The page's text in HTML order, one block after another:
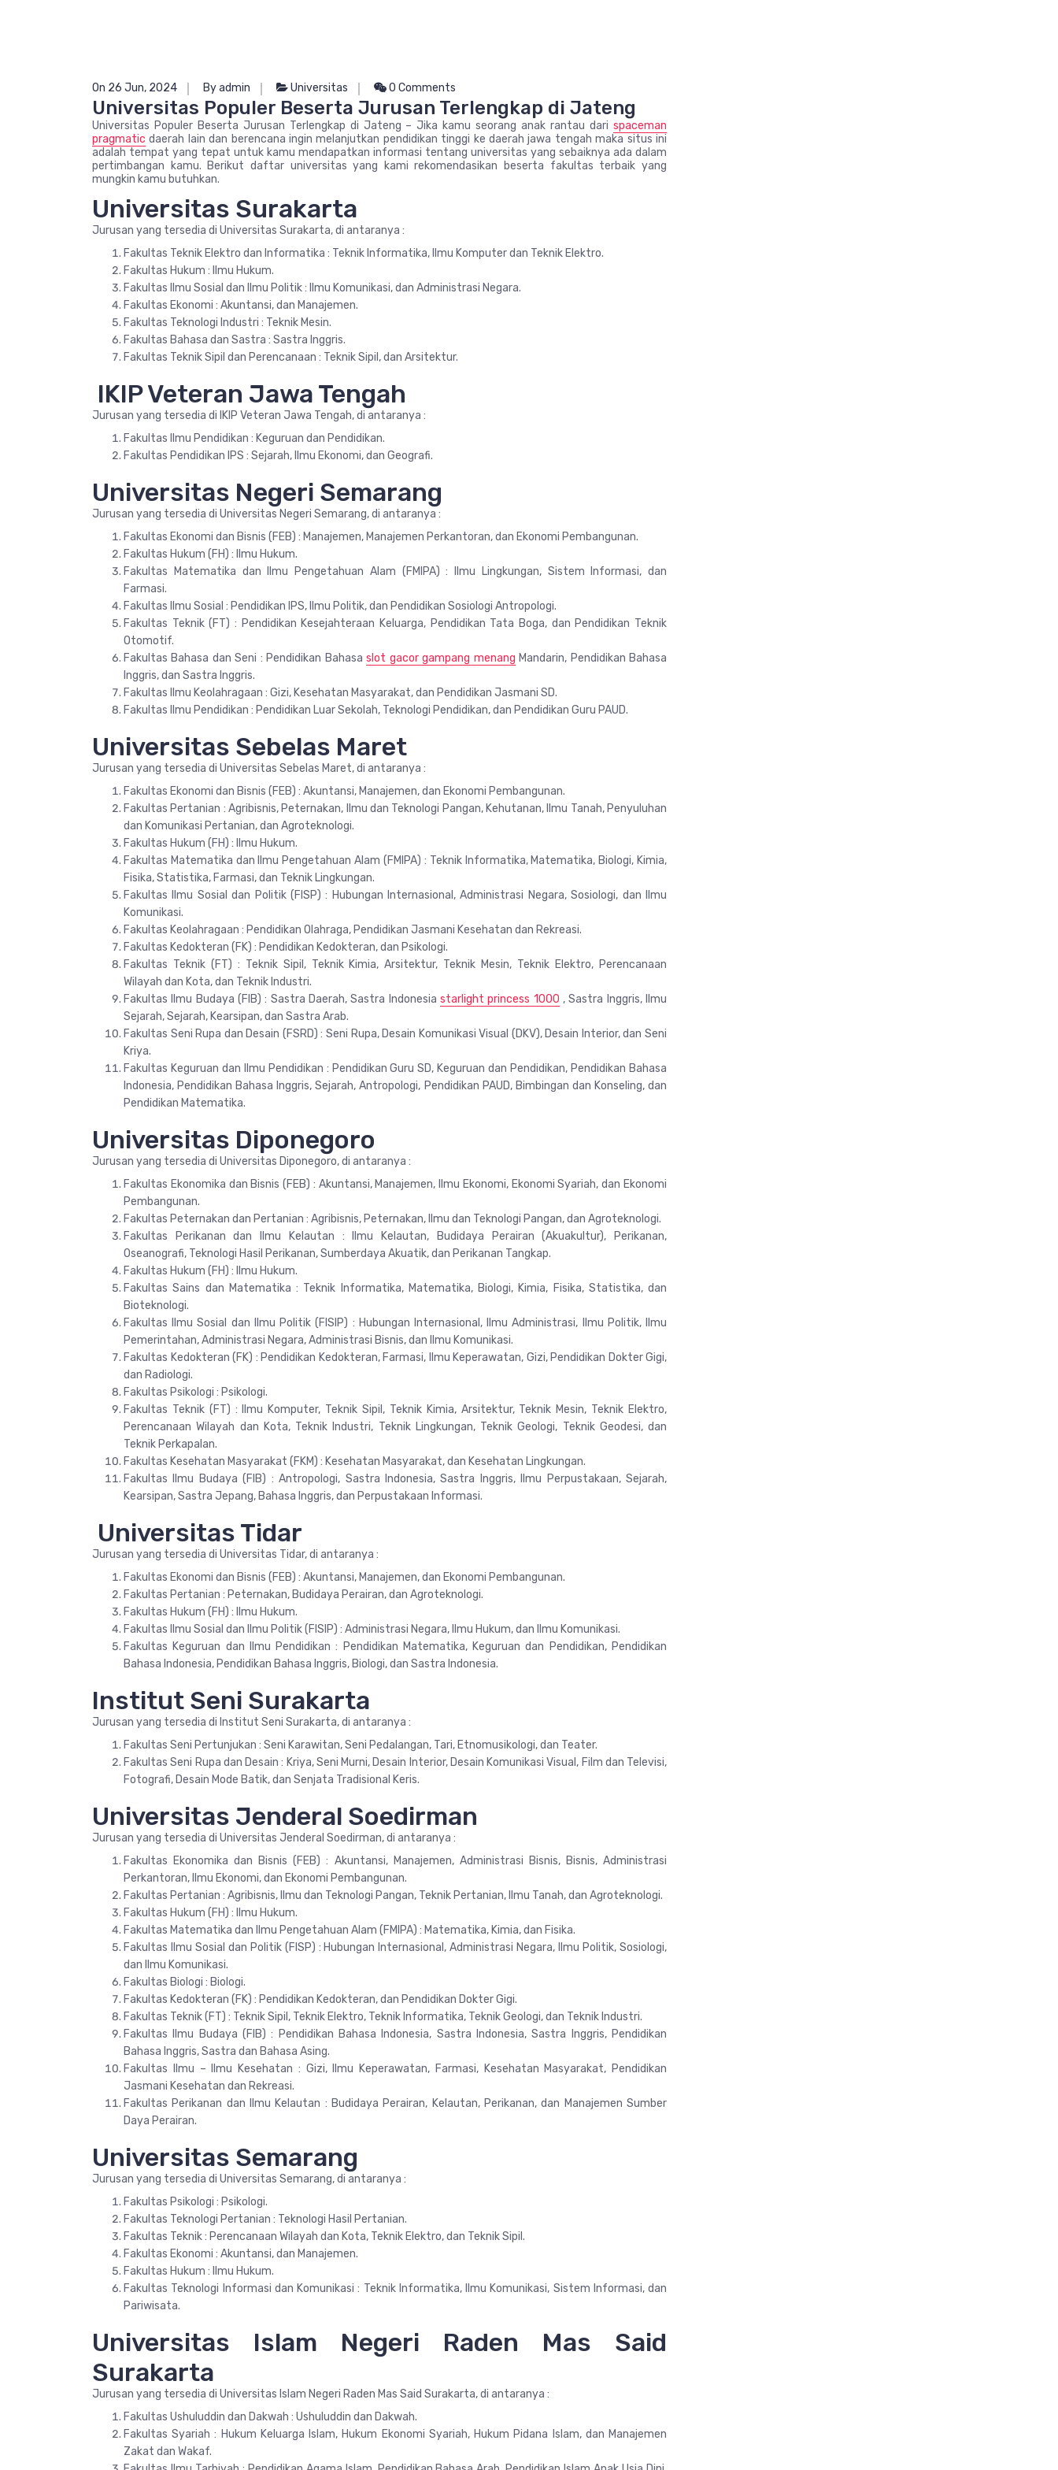
On 26 Jun, 2024 By admin Universitas 0 Comments
Universitas Populer Beserta Jurusan Terlengkap di Jateng
Universitas Populer Beserta Jurusan Terlengkap di Jateng – Jika kamu seorang anak rantau dari spaceman
pragmatic daerah lain dan berencana ingin melanjutkan pendidikan tinggi ke daerah jawa tengah maka situs ini
adalah tempat yang tepat untuk kamu mendapatkan informasi tentang universitas yang sebaiknya ada dalam
pertimbangan kamu. Berikut daftar universitas yang kami rekomendasikan beserta fakultas terbaik yang
mungkin kamu butuhkan.
Universitas Surakarta
Jurusan yang tersedia di Universitas Surakarta, di antaranya :
Fakultas Teknik Elektro dan Informatika : Teknik Informatika, Ilmu Komputer dan Teknik Elektro.
Fakultas Hukum : Ilmu Hukum.
Fakultas Ilmu Sosial dan Ilmu Politik : Ilmu Komunikasi, dan Administrasi Negara.
Fakultas Ekonomi : Akuntansi, dan Manajemen.
Fakultas Teknologi Industri : Teknik Mesin.
Fakultas Bahasa dan Sastra : Sastra Inggris.
Fakultas Teknik Sipil dan Perencanaan : Teknik Sipil, dan Arsitektur.
IKIP Veteran Jawa Tengah
Jurusan yang tersedia di IKIP Veteran Jawa Tengah, di antaranya :
Fakultas Ilmu Pendidikan : Keguruan dan Pendidikan.
Fakultas Pendidikan IPS : Sejarah, Ilmu Ekonomi, dan Geografi.
Universitas Negeri Semarang
Jurusan yang tersedia di Universitas Negeri Semarang, di antaranya :
Fakultas Ekonomi dan Bisnis (FEB) : Manajemen, Manajemen Perkantoran, dan Ekonomi Pembangunan.
Fakultas Hukum (FH) : Ilmu Hukum.
Fakultas Matematika dan Ilmu Pengetahuan Alam (FMIPA) : Ilmu Lingkungan, Sistem Informasi, dan
Farmasi.
Fakultas Ilmu Sosial : Pendidikan IPS, Ilmu Politik, dan Pendidikan Sosiologi Antropologi.
Fakultas Teknik (FT) : Pendidikan Kesejahteraan Keluarga, Pendidikan Tata Boga, dan Pendidikan Teknik
Otomotif.
Fakultas Bahasa dan Seni : Pendidikan Bahasaslot gacor gampang menang Mandarin, Pendidikan Bahasa
Inggris, dan Sastra Inggris.
Fakultas Ilmu Keolahragaan : Gizi, Kesehatan Masyarakat, dan Pendidikan Jasmani SD.
Fakultas Ilmu Pendidikan : Pendidikan Luar Sekolah, Teknologi Pendidikan, dan Pendidikan Guru PAUD.
Universitas Sebelas Maret
Jurusan yang tersedia di Universitas Sebelas Maret, di antaranya :
Fakultas Ekonomi dan Bisnis (FEB) : Akuntansi, Manajemen, dan Ekonomi Pembangunan.
Fakultas Pertanian : Agribisnis, Peternakan, Ilmu dan Teknologi Pangan, Kehutanan, Ilmu Tanah, Penyuluhan
dan Komunikasi Pertanian, dan Agroteknologi.
Fakultas Hukum (FH) : Ilmu Hukum.
Fakultas Matematika dan Ilmu Pengetahuan Alam (FMIPA) : Teknik Informatika, Matematika, Biologi, Kimia,
Fisika, Statistika, Farmasi, dan Teknik Lingkungan.
Fakultas Ilmu Sosial dan Politik (FISP) : Hubungan Internasional, Administrasi Negara, Sosiologi, dan Ilmu
Komunikasi.
Fakultas Keolahragaan : Pendidikan Olahraga, Pendidikan Jasmani Kesehatan dan Rekreasi.
Fakultas Kedokteran (FK) : Pendidikan Kedokteran, dan Psikologi.
Fakultas Teknik (FT) : Teknik Sipil, Teknik Kimia, Arsitektur, Teknik Mesin, Teknik Elektro, Perencanaan
Wilayah dan Kota, dan Teknik Industri.
Fakultas Ilmu Budaya (FIB) : Sastra Daerah, Sastra Indonesia starlight princess 1000 , Sastra Inggris, Ilmu
Sejarah, Sejarah, Kearsipan, dan Sastra Arab.
Fakultas Seni Rupa dan Desain (FSRD) : Seni Rupa, Desain Komunikasi Visual (DKV), Desain Interior, dan Seni
Kriya.
Fakultas Keguruan dan Ilmu Pendidikan : Pendidikan Guru SD, Keguruan dan Pendidikan, Pendidikan Bahasa
Indonesia, Pendidikan Bahasa Inggris, Sejarah, Antropologi, Pendidikan PAUD, Bimbingan dan Konseling, dan
Pendidikan Matematika.
Universitas Diponegoro
Jurusan yang tersedia di Universitas Diponegoro, di antaranya :
Fakultas Ekonomika dan Bisnis (FEB) : Akuntansi, Manajemen, Ilmu Ekonomi, Ekonomi Syariah, dan Ekonomi
Pembangunan.
Fakultas Peternakan dan Pertanian : Agribisnis, Peternakan, Ilmu dan Teknologi Pangan, dan Agroteknologi.
Fakultas Perikanan dan Ilmu Kelautan : Ilmu Kelautan, Budidaya Perairan (Akuakultur), Perikanan,
Oseanografi, Teknologi Hasil Perikanan, Sumberdaya Akuatik, dan Perikanan Tangkap.
Fakultas Hukum (FH) : Ilmu Hukum.
Fakultas Sains dan Matematika : Teknik Informatika, Matematika, Biologi, Kimia, Fisika, Statistika, dan
Bioteknologi.
Fakultas Ilmu Sosial dan Ilmu Politik (FISIP) : Hubungan Internasional, Ilmu Administrasi, Ilmu Politik, Ilmu
Pemerintahan, Administrasi Negara, Administrasi Bisnis, dan Ilmu Komunikasi.
Fakultas Kedokteran (FK) : Pendidikan Kedokteran, Farmasi, Ilmu Keperawatan, Gizi, Pendidikan Dokter Gigi,
dan Radiologi.
Fakultas Psikologi : Psikologi.
Fakultas Teknik (FT) : Ilmu Komputer, Teknik Sipil, Teknik Kimia, Arsitektur, Teknik Mesin, Teknik Elektro,
Perencanaan Wilayah dan Kota, Teknik Industri, Teknik Lingkungan, Teknik Geologi, Teknik Geodesi, dan
Teknik Perkapalan.
Fakultas Kesehatan Masyarakat (FKM) : Kesehatan Masyarakat, dan Kesehatan Lingkungan.
Fakultas Ilmu Budaya (FIB) : Antropologi, Sastra Indonesia, Sastra Inggris, Ilmu Perpustakaan, Sejarah,
Kearsipan, Sastra Jepang, Bahasa Inggris, dan Perpustakaan Informasi.
Universitas Tidar
Jurusan yang tersedia di Universitas Tidar, di antaranya :
Fakultas Ekonomi dan Bisnis (FEB) : Akuntansi, Manajemen, dan Ekonomi Pembangunan.
Fakultas Pertanian : Peternakan, Budidaya Perairan, dan Agroteknologi.
Fakultas Hukum (FH) : Ilmu Hukum.
Fakultas Ilmu Sosial dan Ilmu Politik (FISIP) : Administrasi Negara, Ilmu Hukum, dan Ilmu Komunikasi.
Fakultas Keguruan dan Ilmu Pendidikan : Pendidikan Matematika, Keguruan dan Pendidikan, Pendidikan
Bahasa Indonesia, Pendidikan Bahasa Inggris, Biologi, dan Sastra Indonesia.
Institut Seni Surakarta
Jurusan yang tersedia di Institut Seni Surakarta, di antaranya :
Fakultas Seni Pertunjukan : Seni Karawitan, Seni Pedalangan, Tari, Etnomusikologi, dan Teater.
Fakultas Seni Rupa dan Desain : Kriya, Seni Murni, Desain Interior, Desain Komunikasi Visual, Film dan Televisi,
Fotografi, Desain Mode Batik, dan Senjata Tradisional Keris.
Universitas Jenderal Soedirman
Jurusan yang tersedia di Universitas Jenderal Soedirman, di antaranya :
Fakultas Ekonomika dan Bisnis (FEB) : Akuntansi, Manajemen, Administrasi Bisnis, Bisnis, Administrasi
Perkantoran, Ilmu Ekonomi, dan Ekonomi Pembangunan.
Fakultas Pertanian : Agribisnis, Ilmu dan Teknologi Pangan, Teknik Pertanian, Ilmu Tanah, dan Agroteknologi.
Fakultas Hukum (FH) : Ilmu Hukum.
Fakultas Matematika dan Ilmu Pengetahuan Alam (FMIPA) : Matematika, Kimia, dan Fisika.
Fakultas Ilmu Sosial dan Politik (FISP) : Hubungan Internasional, Administrasi Negara, Ilmu Politik, Sosiologi,
dan Ilmu Komunikasi.
Fakultas Biologi : Biologi.
Fakultas Kedokteran (FK) : Pendidikan Kedokteran, dan Pendidikan Dokter Gigi.
Fakultas Teknik (FT) : Teknik Sipil, Teknik Elektro, Teknik Informatika, Teknik Geologi, dan Teknik Industri.
Fakultas Ilmu Budaya (FIB) : Pendidikan Bahasa Indonesia, Sastra Indonesia, Sastra Inggris, Pendidikan
Bahasa Inggris, Sastra dan Bahasa Asing.
Fakultas Ilmu – Ilmu Kesehatan : Gizi, Ilmu Keperawatan, Farmasi, Kesehatan Masyarakat, Pendidikan
Jasmani Kesehatan dan Rekreasi.
Fakultas Perikanan dan Ilmu Kelautan : Budidaya Perairan, Kelautan, Perikanan, dan Manajemen Sumber
Daya Perairan.
Universitas Semarang
Jurusan yang tersedia di Universitas Semarang, di antaranya :
Fakultas Psikologi : Psikologi.
Fakultas Teknologi Pertanian : Teknologi Hasil Pertanian.
Fakultas Teknik : Perencanaan Wilayah dan Kota, Teknik Elektro, dan Teknik Sipil.
Fakultas Ekonomi : Akuntansi, dan Manajemen.
Fakultas Hukum : Ilmu Hukum.
Fakultas Teknologi Informasi dan Komunikasi : Teknik Informatika, Ilmu Komunikasi, Sistem Informasi, dan
Pariwisata.
Universitas Islam Negeri Raden Mas Said
Surakarta
Jurusan yang tersedia di Universitas Islam Negeri Raden Mas Said Surakarta, di antaranya :
Fakultas Ushuluddin dan Dakwah : Ushuluddin dan Dakwah.
Fakultas Syariah : Hukum Keluarga Islam, Hukum Ekonomi Syariah, Hukum Pidana Islam, dan Manajemen
Zakat dan Wakaf.